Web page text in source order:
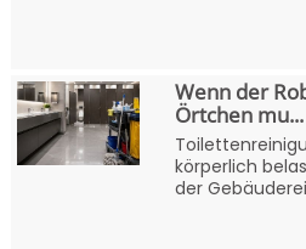
Wenn der
Örtchen mu...
körperlich
der